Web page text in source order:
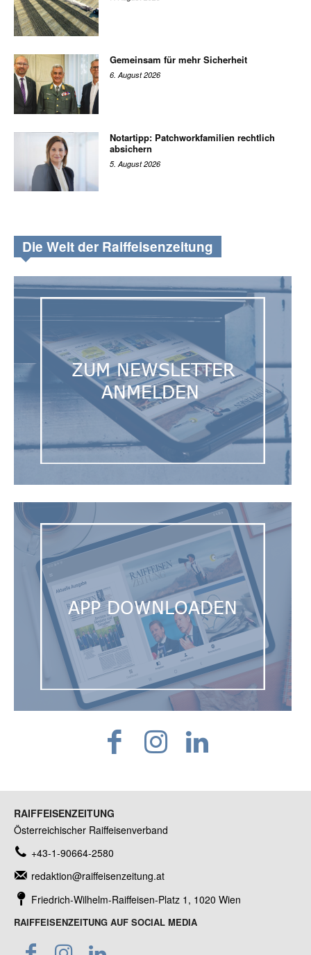
Gemeinsam für mehr Sicherheit
6. August 2026
Notartipp: Patchworkfamilien rechtlich
absichern
5. August 2026
Die Welt der Raiffeisenzeitung
RAIFFEISENZEITUNG
Österreichischer Raiffeisenverband
+43-1-90664-2580
redaktion@raiffeisenzeitung.at
Friedrich-Wilhelm-Raiffeisen-Platz 1, 1020 Wien
RAIFFEISENZEITUNG AUF SOCIAL MEDIA